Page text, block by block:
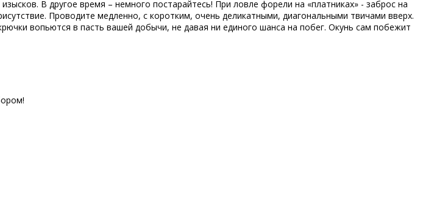
В другое время – немного постарайтесь! При ловле форели на «платниках» - заброс на
Проводите медленно, с коротким, очень деликатными, диагональными твичами вверх.
вопьются в пасть вашей добычи, не давая ни единого шанса на побег. Окунь сам побежит